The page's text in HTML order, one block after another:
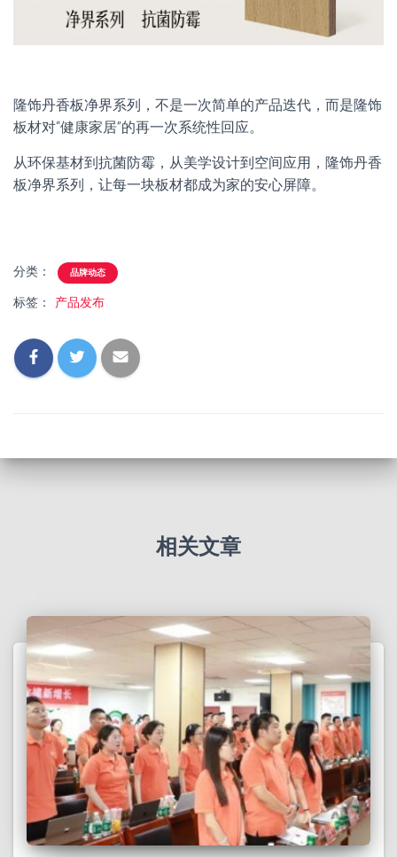
隆饰丹香板净界系列，不是一次简单的产品迭代，而是隆饰
板材对“健康家居”的再一次系统性回应。
从环保基材到抗菌防霉，从美学设计到空间应用，隆饰丹香
板净界系列，让每一块板材都成为家的安心屏障。
分类： 品牌动态
标签： 产品发布
相关文章